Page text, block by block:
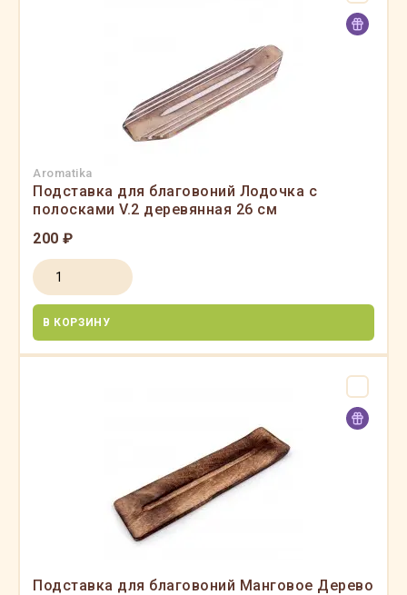
Aromatika
Подставка для благовоний Лодочка с
полосками V.2 деревянная 26 см
200 ₽
В КОРЗИНУ
Подставка для благовоний Манговое Дерево